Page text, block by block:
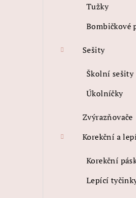
Tužky
Bombičkové
Sešity
Školní sešity
Úkolníčky
Zvýrazňovače
Korekční a
Korekční
Lepící